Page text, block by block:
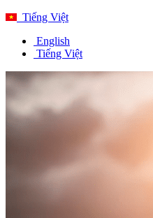
Tiếng Việt
English
Tiếng Việt